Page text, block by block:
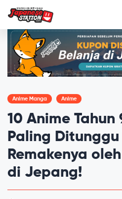
Anime Manga Anime
10 Anime
Paling Ditunggu
Remakenya
di Jepang!